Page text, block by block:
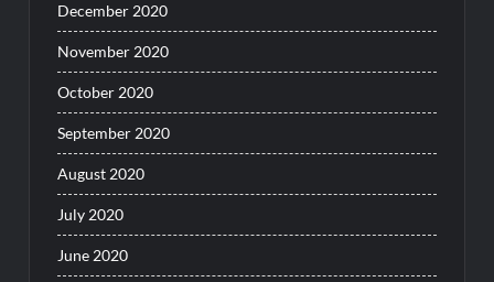
December 2020
November 2020
October 2020
September 2020
August 2020
July 2020
June 2020